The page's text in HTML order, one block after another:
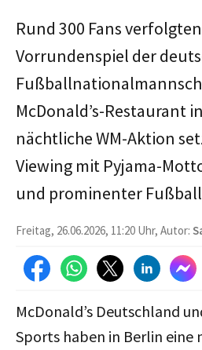
Rund 300 Fans
Vorrundenspiel der
McDonald’s-Restaurant
nächtliche WM-Aktion
Viewing mit Pyjama-
und prominenter
Freitag, 26.06.2026, 11:20 Uhr, Autor:
McDonald’s Deutschland
Sports haben in Berlin eine